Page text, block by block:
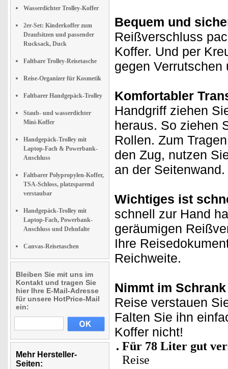
Wasserdichter Trolley-Koffer
2er-Set: Kinderkoffer zum
Draufsitzen und passender
Rucksack, Duck
Faltbare Trolley-Reisetasche
Reise-Organizer für Kosmetik
Faltbarer Handgepäck-Trolley
Staub- und wasserdichter
Mini-Koffer
Handgepäck-Trolley mit
Laptop-Fach & Powerbank-
Anschluss
Faltbarer Polypropylen-Koffer,
TSA-Schloss, platzsparend
verstaubar
Handgepäck-Trolley mit
Laptop-Fach, Powerbank-
Anschluss und Dehnfalte
Canvas-Reisetaschen
Bleiben Sie mit uns im
Kontakt und tragen Sie
hier Ihre E-Mail-Adresse
für unsere HotPrice-Mail
ein:
Mehr Hersteller-
Seiten:
Bequem und
Reißverschluss
Koffer. Und per
gegen Verrutschen
Komfortabler
Handgriff ziehen
heraus. So ziehen
Rollen. Zum
den Zug, nutzen
an der Seitenwand.
Wichtiges ist
schnell zur Hand
geräumigen
Ihre
Reichweite.
Nimmt im
Reise verstauen
Falten Sie ihn
Koffer nicht!
Für 78 Liter gut
Reise